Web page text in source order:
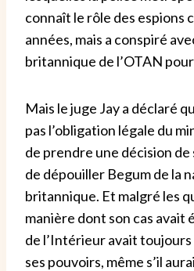
connaît le rôle des espions
années, mais a conspiré
britannique de l’OTAN
Mais le juge Jay a déclaré
pas l’obligation légale du
de prendre une décision
de dépouiller Begum de la
britannique. Et malgré les
manière dont son cas avait
de l’Intérieur avait toujours
ses pouvoirs, même s’il